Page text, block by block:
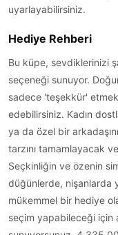
uyarlayabilirsiniz.
Hediye Rehberi
Bu küpe, sevdiklerinizi
seçeneği sunuyor.
sadece 'teşekkür'
edebilirsiniz. Kadın
ya da özel bir
tarzını tamamlayacak
Seçkinliğin ve özenin
düğünlerde, nişanlarda
mükemmel bir hediye
seçim yapabileceği için